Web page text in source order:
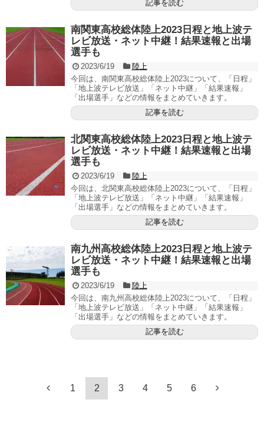
記事を読む
南関東高校総体陸上2023日程と地上波テ
レビ放送・ネット中継！結果速報と出場
選手も
2023/6/19
陸上
今回は、南関東高校総体陸上2023について、「日程」
「地上波テレビ放送」「ネット中継」「結果速報」
「出場選手」などの情報をまとめていきます。
記事を読む
北関東高校総体陸上2023日程と地上波テ
レビ放送・ネット中継！結果速報と出場
選手も
2023/6/19
陸上
今回は、北関東高校総体陸上2023について、「日程」
「地上波テレビ放送」「ネット中継」「結果速報」
「出場選手」などの情報をまとめていきます。
記事を読む
南九州高校総体陸上2023日程と地上波テ
レビ放送・ネット中継！結果速報と出場
選手も
2023/6/19
陸上
今回は、南九州高校総体陸上2023について、「日程」
「地上波テレビ放送」「ネット中継」「結果速報」
「出場選手」などの情報をまとめていきます。
記事を読む
1 2 3 4 5 6